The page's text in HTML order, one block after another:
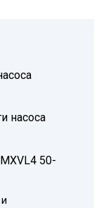
насоса
50-